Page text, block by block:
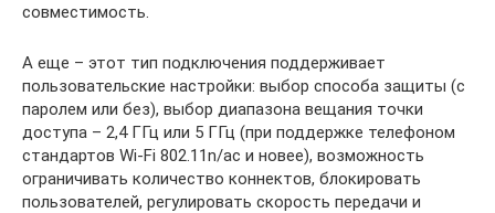
совместимость.
А еще – этот тип подключения поддерживает
пользовательские настройки: выбор способа защиты (с
паролем или без), выбор диапазона вещания точки
доступа – 2,4 ГГц или 5 ГГц (при поддержке телефоном
стандартов Wi-Fi 802.11n/ac и новее), возможность
ограничивать количество коннектов, блокировать
пользователей, регулировать скорость передачи и